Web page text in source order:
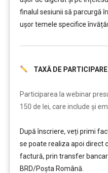
finalul sesiunii să parcurgă
ușor temele specifice
TAXĂ DE
Participarea la webinar
150 de lei, care include şi
După înscriere, veți primi
se poate realiza apoi direct
factură, prin transfer
BRD/Poșta Română.